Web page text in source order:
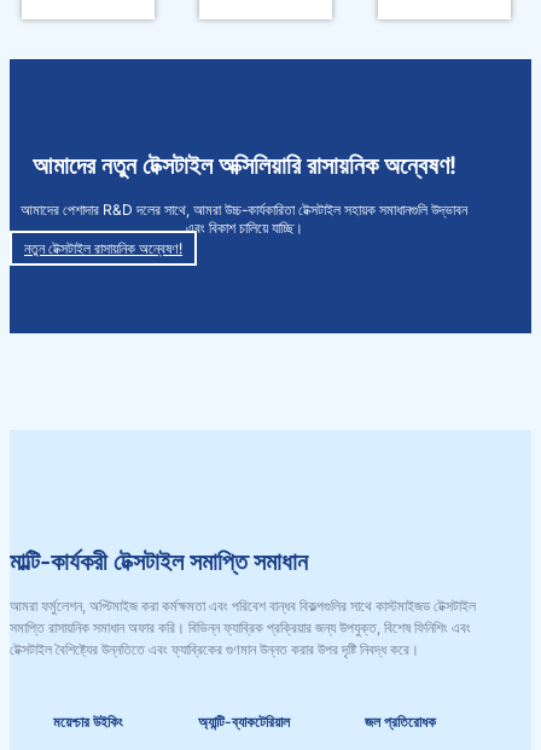
আমাদের নতুন টেক্সটাইল অক্সিলিয়ারি রাসায়নিক অন্বেষণ!
আমাদের পেশাদার R&D দলের সাথে, আমরা উচ্চ-কার্যকারিতা টেক্সটাইল সহায়ক সমাধানগুলি উদ্ভাবন
এবং বিকাশ চালিয়ে যাচ্ছি।
নতুন টেক্সটাইল রাসায়নিক অন্বেষণ!
মাল্টি-কার্যকরী টেক্সটাইল সমাপ্তি সমাধান
আমরা ফর্মুলেশন, অপ্টিমাইজ করা কর্মক্ষমতা এবং পরিবেশ বান্ধব বিকল্পগুলির সাথে কাস্টমাইজড টেক্সটাইল
সমাপ্তি রাসায়নিক সমাধান অফার করি। বিভিন্ন ফ্যাব্রিক প্রক্রিয়ার জন্য উপযুক্ত, বিশেষ ফিনিশিং এবং
টেক্সটাইল বৈশিষ্ট্যের উন্নতিতে এবং ফ্যাব্রিকের গুণমান উন্নত করার উপর দৃষ্টি নিবদ্ধ করে।
ময়েশ্চার উইকিং অ্যান্টি-ব্যাকটেরিয়াল জল প্রতিরোধক